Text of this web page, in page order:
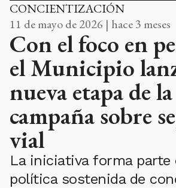
CONCIENTIZACIÓN
11 de mayo de 2026 | hace 3 meses
Con el foco en
el Municipio
nueva etapa de la
campaña sobre
vial
La iniciativa forma parte
política sostenida de